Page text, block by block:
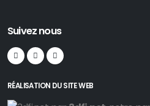
Suivez nous
RÉALISATION DU SITE WEB